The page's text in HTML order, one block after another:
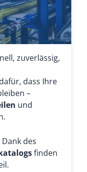
zuverlässig,
dass Ihre
–
und
Dank des
finden